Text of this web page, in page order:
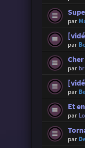
par
par
par
par
Et
par
par